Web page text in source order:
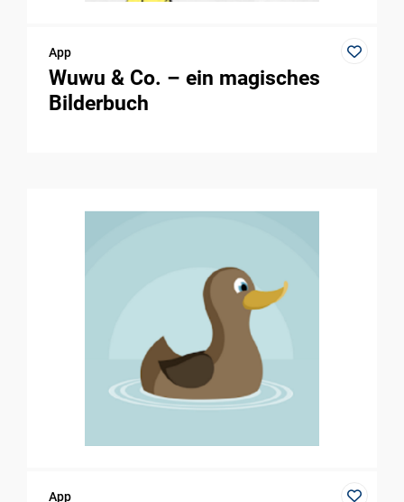
App
Wuwu & Co. – ein magisches
Bilderbuch
App